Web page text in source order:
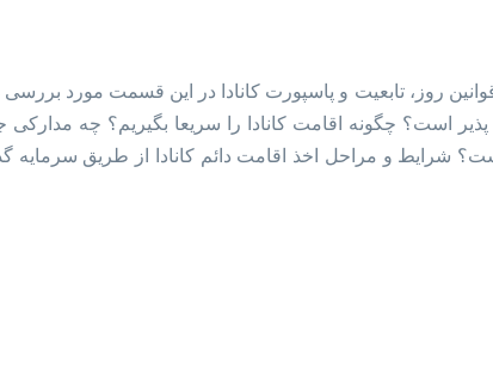
روز، تابعیت و پاسپورت کانادا در این قسمت مورد بررسی
است؟ چگونه اقامت کانادا را سریعا بگیریم؟ چه
شرایط و مراحل اخذ اقامت دائم کانادا از طریق سرمایه